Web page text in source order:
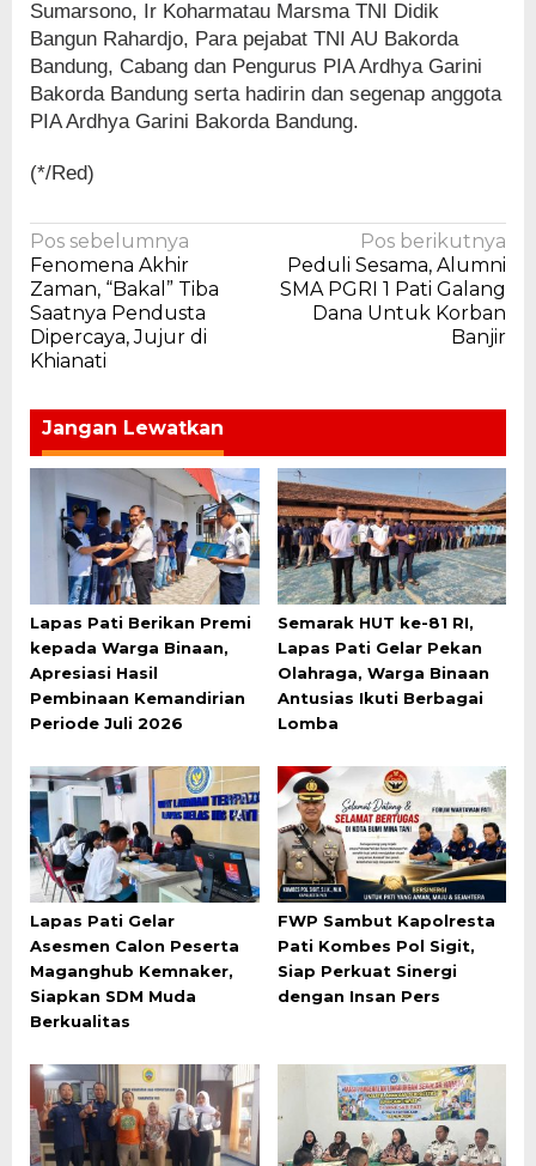
Sumarsono, Ir Koharmatau Marsma TNI Didik
Bangun Rahardjo, Para pejabat TNI AU Bakorda
Bandung, Cabang dan Pengurus PIA Ardhya Garini
Bakorda Bandung serta hadirin dan segenap anggota
PIA Ardhya Garini Bakorda Bandung.
(*/Red)
Navigasi
pos
Pos sebelumnya
Fenomena Akhir
Zaman, “Bakal” Tiba
Saatnya Pendusta
Dipercaya, Jujur di
Khianati
Pos berikutnya
Peduli Sesama, Alumni
SMA PGRI 1 Pati Galang
Dana Untuk Korban
Banjir
Jangan Lewatkan
Lapas Pati Berikan Premi
kepada Warga Binaan,
Apresiasi Hasil
Pembinaan Kemandirian
Periode Juli 2026
Semarak HUT ke-81 RI,
Lapas Pati Gelar Pekan
Olahraga, Warga Binaan
Antusias Ikuti Berbagai
Lomba
Lapas Pati Gelar
Asesmen Calon Peserta
Maganghub Kemnaker,
Siapkan SDM Muda
Berkualitas
FWP Sambut Kapolresta
Pati Kombes Pol Sigit,
Siap Perkuat Sinergi
dengan Insan Pers